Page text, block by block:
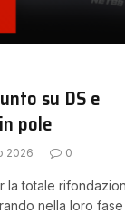
su DS e
pole
2026 0
la totale
nella loro